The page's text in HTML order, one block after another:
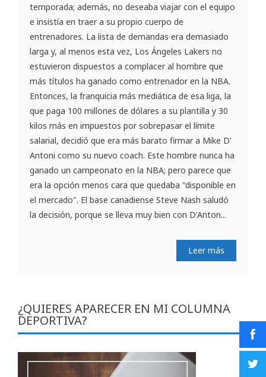
temporada; además, no deseaba viajar con el equipo
e insistía en traer a su propio cuerpo de
entrenadores. La lista de demandas era demasiado
larga y, al menos esta vez, Los Ángeles Lakers no
estuvieron dispuestos a complacer al hombre que
más títulos ha ganado como entrenador en la NBA.
Entonces, la franquicia más mediática de esa liga, la
que paga 100 millones de dólares a su plantilla y 30
kilos más en impuestos por sobrepasar el límite
salarial, decidió que era más barato firmar a Mike D'
Antoni como su nuevo coach. Este hombre nunca ha
ganado un campeonato en la NBA; pero parece que
era la opción menos cara que quedaba "disponible en
el mercado". El base canadiense Steve Nash saludó
la decisión, porque se lleva muy bien con D'Anton...
Leer más
¿QUIERES APARECER EN MI COLUMNA
DEPORTIVA?